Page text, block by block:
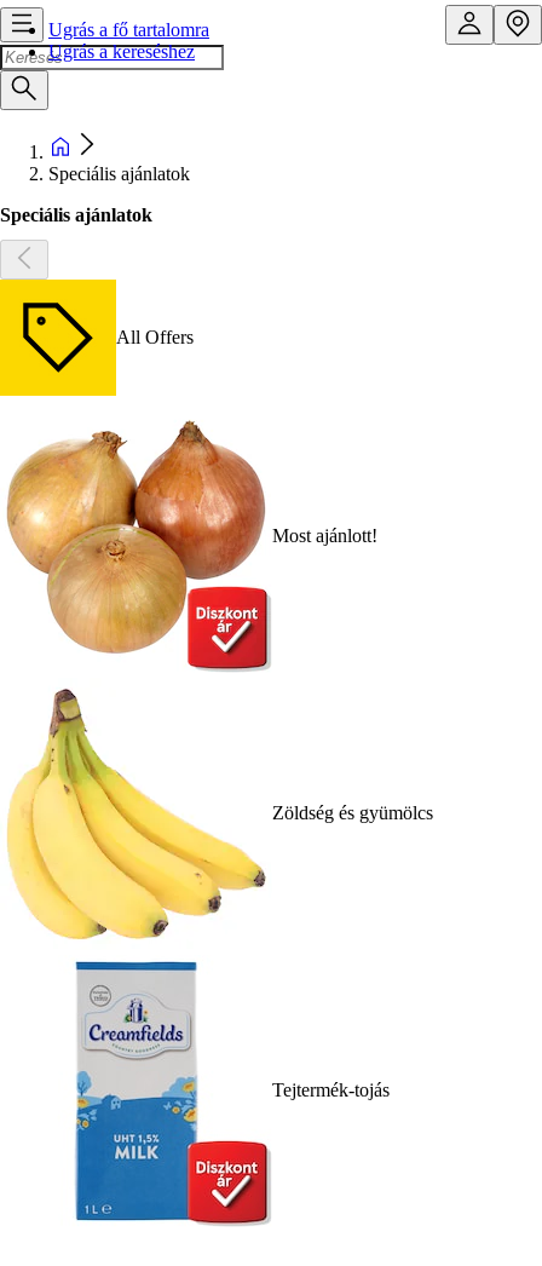
Ugrás a fő tartalomra
Ugrás a kereséshez
Speciális ajánlatok
Speciális ajánlatok
All Offers
Most ajánlott!
Zöldség és gyümölcs
Tejtermék-tojás